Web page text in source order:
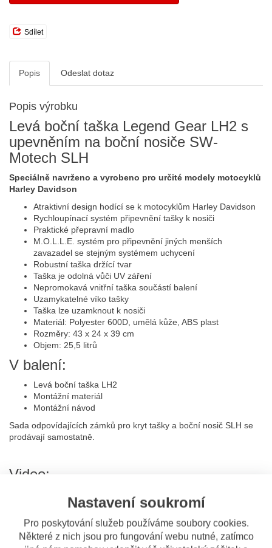
Nastavení soukromí
Pro poskytování služeb používáme soubory cookies.
Některé z nich jsou pro fungování webu nutné, zatímco
Sdílet
Popis Odeslat dotaz
Popis výrobku
Levá boční taška Legend Gear LH2 s
upevněním na boční nosiče SW-
Motech SLH
Speciálně navrženo a vyrobeno pro určité modely motocyklů
Harley Davidson
Atraktivní design hodící se k motocyklům Harley Davidson
Rychloupínací systém připevnění tašky k nosiči
Praktické přepravní madlo
M.O.L.L.E. systém pro připevnění jiných menších
zavazadel se stejným systémem uchycení
Robustní taška držící tvar
Taška je odolná vůči UV záření
Nepromokavá vnitřní taška součástí balení
Uzamykatelné víko tašky
Taška lze uzamknout k nosiči
Materiál: Polyester 600D, umělá kůže, ABS plast
Rozměry: 43 x 24 x 39 cm
Objem: 25,5 litrů
V balení:
Levá boční taška LH2
Montážní materiál
Montážní návod
Sada odpovídajících zámků pro kryt tašky a boční nosič SLH se
prodávají samostatně.
Video: